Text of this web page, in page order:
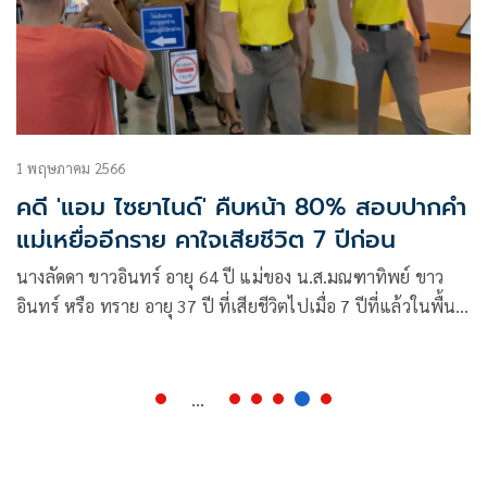
1 พฤษภาคม 2566
คดี 'แอม ไซยาไนด์' คืบหน้า 80% สอบปากคำ
แม่เหยื่ออีกราย คาใจเสียชีวิต 7 ปีก่อน
นางลัดดา ขาวอินทร์ อายุ 64 ปี แม่ของ น.ส.มณฑาทิพย์ ขาว
อินทร์ หรือ ทราย อายุ 37 ปี ที่เสียชีวิตไปเมื่อ 7 ปีที่แล้วในพื้นที่
...